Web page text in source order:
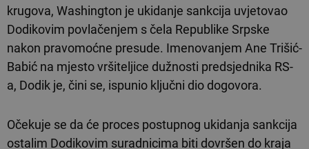
krugova, Washington je ukidanje sankcija uvjetovao
Dodikovim povlačenjem s čela Republike Srpske
nakon pravomoćne presude. Imenovanjem Ane Trišić-
Babić na mjesto vršiteljice dužnosti predsjednika RS-
a, Dodik je, čini se, ispunio ključni dio dogovora.
Očekuje se da će proces postupnog ukidanja sankcija
ostalim Dodikovim suradnicima biti dovršen do kraja